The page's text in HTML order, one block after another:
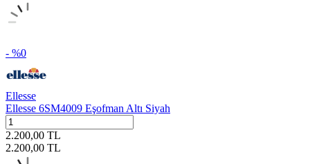
- %0
Ellesse
Ellesse 6SM4009 Eşofman Altı Siyah
2.200,00 TL
2.200,00 TL